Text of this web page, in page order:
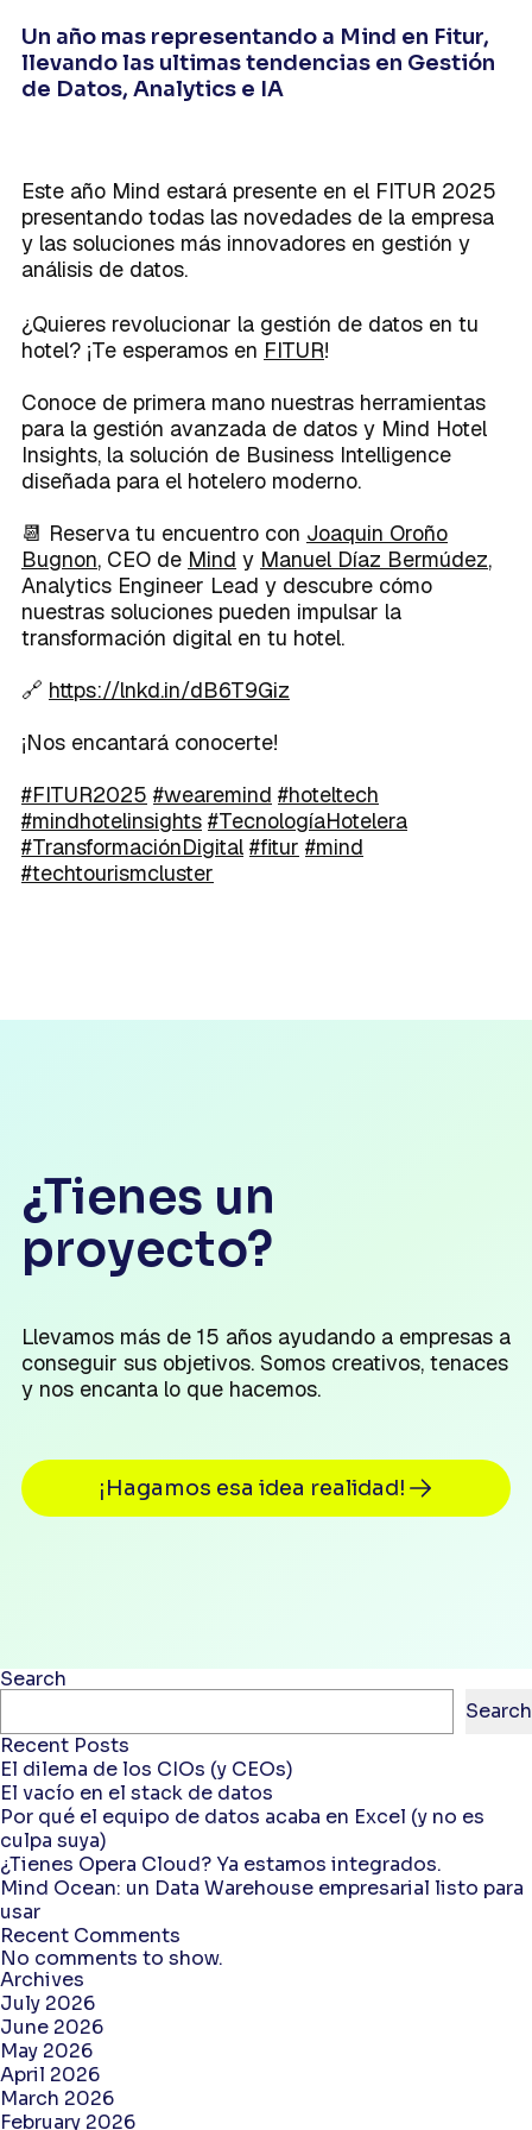
Integraciones
Planes
Centralización de datos
Activación del dato
La brújula que toda empresa necesita
lenguaje de los datos en un único
lugar.
Sobre Mind
Un año mas representando a Mind en Fitur,
llevando las ultimas tendencias en Gestión
de Datos, Analytics e IA
Este año Mind estará presente en el FITUR 2025
presentando todas las novedades de la empresa
y las soluciones más innovadores en gestión y
análisis de datos.
¿Quieres revolucionar la gestión de datos en tu
hotel? ¡Te esperamos en FITUR!
Conoce de primera mano nuestras herramientas
para la gestión avanzada de datos y Mind Hotel
Insights, la solución de Business Intelligence
diseñada para el hotelero moderno.
📆 Reserva tu encuentro con Joaquin Oroño
Bugnon, CEO de Mind y Manuel Díaz Bermúdez,
Analytics Engineer Lead y descubre cómo
nuestras soluciones pueden impulsar la
transformación digital en tu hotel.
🔗 https://lnkd.in/dB6T9Giz
¡Nos encantará conocerte!
#FITUR2025 #wearemind #hoteltech
#mindhotelinsights #TecnologíaHotelera
#TransformaciónDigital #fitur #mind
#techtourismcluster
¿Tienes un
proyecto?
Llevamos más de 15 años ayudando a empresas a
conseguir sus objetivos. Somos creativos, tenaces
y nos encanta lo que hacemos.
¡Hagamos esa idea realidad!
Search
Search
Recent Posts
El dilema de los CIOs (y CEOs)
El vacío en el stack de datos
Por qué el equipo de datos acaba en Excel (y no es
culpa suya)
¿Tienes Opera Cloud? Ya estamos integrados.
Mind Ocean: un Data Warehouse empresarial listo para
usar
Recent Comments
No comments to show.
Archives
July 2026
June 2026
May 2026
April 2026
March 2026
February 2026